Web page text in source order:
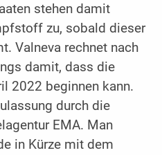
stehen damit
zu, sobald dieser
Valneva rechnet nach
damit, dass die
2022 beginnen kann.
durch die
EMA. Man
in Kürze mit dem